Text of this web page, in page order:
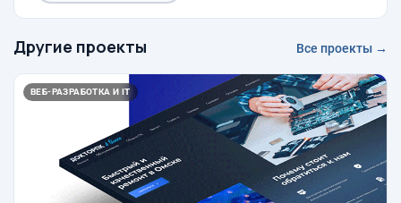
Другие проекты Все проекты →
ВЕБ-РАЗРАБОТКА И IT